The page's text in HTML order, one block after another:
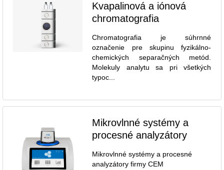
Kvapalinová a iónová
chromatografia
Chromatografia je súhrnné
označenie pre skupinu fyzikálno-
chemických separačných metód.
Molekuly analytu sa pri všetkých
typoc...
Mikrovlnné systémy a
procesné analyzátory
Mikrovlnné systémy a procesné
analyzátory firmy CEM